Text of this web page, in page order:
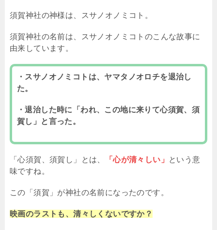
須賀神社の神様は、スサノオノミコト。
須賀神社の名前は、スサノオノミコトのこんな故事に
由来しています。
・スサノオノミコトは、ヤマタノオロチを退治し
た。
・退治した時に「われ、この地に来りて心須賀、須
賀し」と言った。
「心須賀、須賀し」とは、 「心が清々しい」
という意
味ですね。
この「須賀」が神社の名前になったのです。
映画のラストも、清々しくないですか？